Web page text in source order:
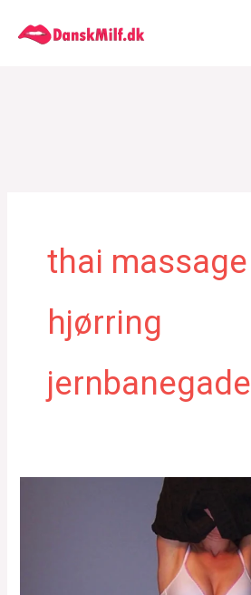
thai massage
hjørring
jernbanegade